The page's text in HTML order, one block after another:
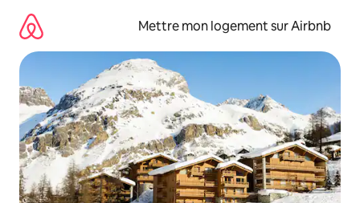
directement
contenu
Mettre mon logement sur Airbnb